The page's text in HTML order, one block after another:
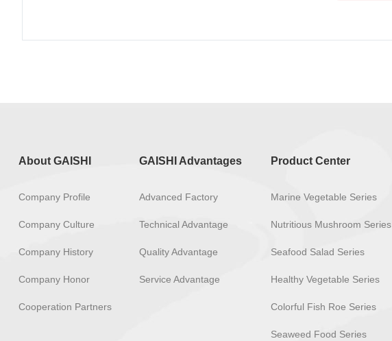
About GAISHI
Company Profile
Company Culture
Company History
Company Honor
Cooperation Partners
GAISHI Advantages
Advanced Factory
Technical Advantage
Quality Advantage
Service Advantage
Product Center
Marine Vegetable Series
Nutritious Mushroom Series
Seafood Salad Series
Healthy Vegetable Series
Colorful Fish Roe Series
Seaweed Food Series